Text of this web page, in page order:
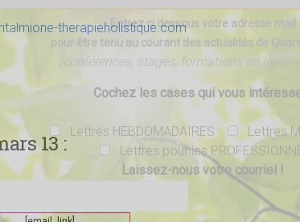
therapieholistique.com
13 :
Entrez ci dessous votre adresse mail
pour être tenu au courant des actualités de
(conférences, stages, formations en ligne,
Cochez les cases qui vous
Lettres HEBDOMADAIRES
Lettres
Lettres pour les
Laissez-nous votre courriel !